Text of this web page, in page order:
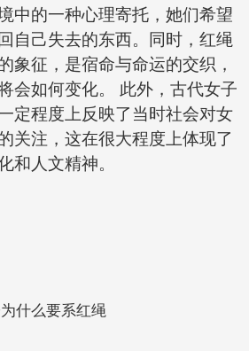
中的一种心理寄托，她们希望
自己失去的东西。同时，红绳
象征，是宿命与命运的交织，
会如何变化。 此外，古代女子
定程度上反映了当时社会对女
关注，这在很大程度上体现了
和人文精神。
什么要系红绳